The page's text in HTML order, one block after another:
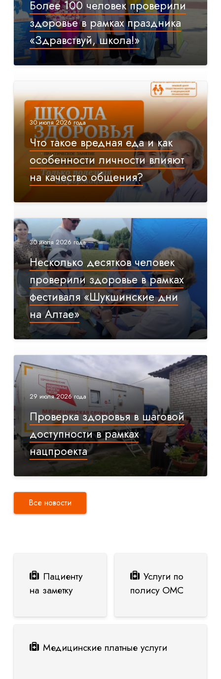
Более 100 человек проверили
здоровье в рамках праздника
«Здравствуй, школа!»
30 июля 2026 года
Что такое вредная еда и как
особенности личности влияют
на качество общения?
30 июля 2026 года
Несколько десятков человек
проверили здоровье в рамках
фестиваля «Шукшинские дни
на Алтае»
29 июля 2026 года
Проверка здоровья в шаговой
доступности в рамках
нацпроекта
Все новости
Пациенту
на заметку
Услуги по
полису ОМС
Медицинские платные услуги